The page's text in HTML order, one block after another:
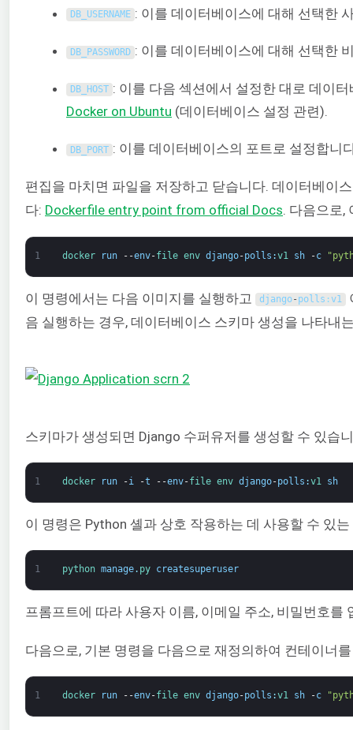
DB_USERNAME : 이를 데이터베이스에 대해 선택한
DB_PASSWORD : 이를 데이터베이스에 대해 선택한
DB_HOST : 이를 다음 섹션에서 설정한 대로 데이
Docker on Ubuntu (데이터베이스 설정 관련)
DB_PORT : 이를 데이터베이스의 포트로 설정합니
편집을 마치면 파일을 저장하고 닫습니다. 데이터베이
다: Dockerfile entry point from official Docs. 다음으로,
1 docker run --env-file env django-polls :v1 sh -c
이 명령에서는 다음 이미지를 실행하고 django- polls :v1
음 실행하는 경우, 데이터베이스 스키마 생성을 나타내
스키마가 생성되면 Django 수퍼유저를 생성할 수 있습
1 docker run -i -t --env-file env django-polls :v1 sh
이 명령은 Python 셸과 상호 작용하는 데 사용할 수 있
1 python manage. py createsuperuser
프롬프트에 따라 사용자 이름, 이메일 주소, 비밀번호
다음으로, 기본 명령을 다음으로 재정의하여 컨테이너
1 docker run --env-file env django-polls :v1 sh -c